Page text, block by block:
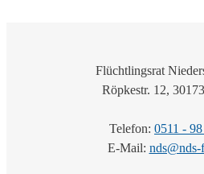
Flüchtlingsrat
Röpkestr. 12,
Telefon: 0511 -
E-Mail: